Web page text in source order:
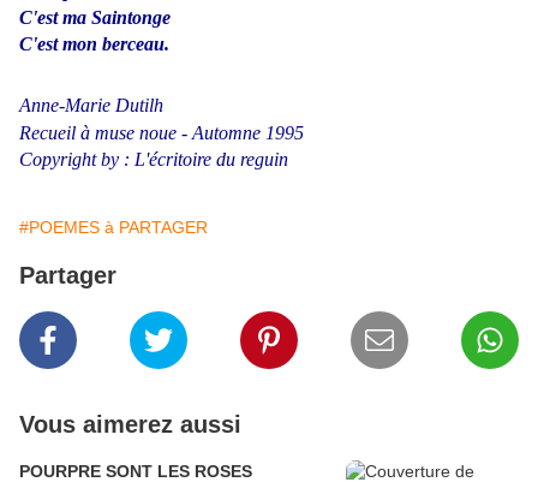
C'est ma Saintonge
C'est mon berceau.
Anne-Marie Dutilh
Recueil à muse noue - Automne 1995
Copyright by : L'écritoire du reguin
#POEMES à PARTAGER
Partager
Vous aimerez aussi
POURPRE SONT LES ROSES